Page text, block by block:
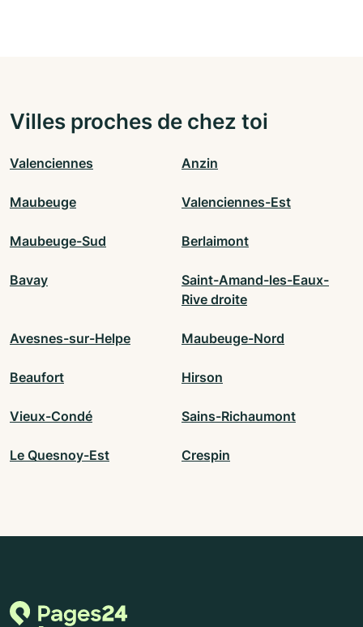
Villes proches de chez toi
Valenciennes Anzin
Maubeuge Valenciennes-Est
Maubeuge-Sud Berlaimont
Bavay
Saint-Amand-les-Eaux-
Rive droite
Avesnes-sur-Helpe Maubeuge-Nord
Beaufort Hirson
Vieux-Condé Sains-Richaumont
Le Quesnoy-Est Crespin